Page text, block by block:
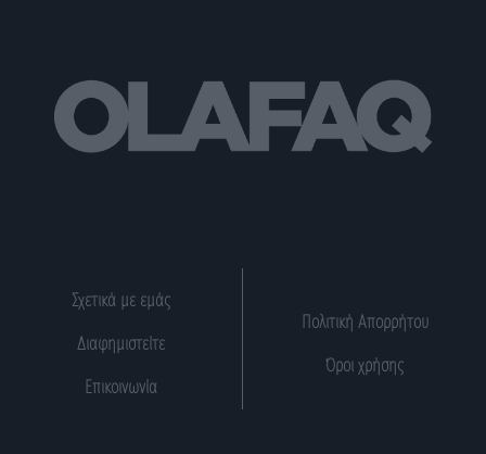
Σχετικά με εμάς
Διαφημιστείτε
Επικοινωνία
Πολιτική Απορρήτου
Όροι χρήσης